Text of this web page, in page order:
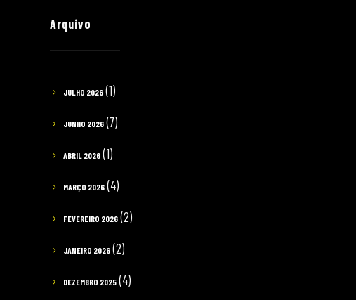
Arquivo
JULHO 2026 (1)
JUNHO 2026 (7)
ABRIL 2026 (1)
MARÇO 2026 (4)
FEVEREIRO 2026 (2)
JANEIRO 2026 (2)
DEZEMBRO 2025 (4)